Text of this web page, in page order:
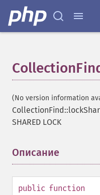
(No version information
SHARED LOCK
Описание
public function